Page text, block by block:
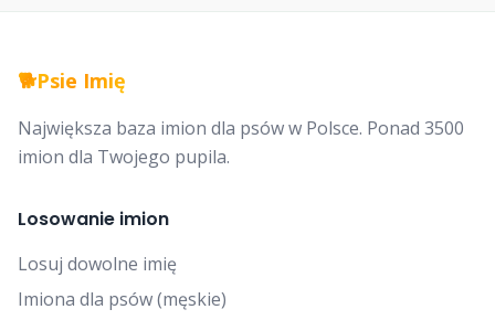
🐕Psie Imię
Największa baza imion dla psów w Polsce. Ponad 3500
imion dla Twojego pupila.
Losowanie imion
Losuj dowolne imię
Imiona dla psów (męskie)